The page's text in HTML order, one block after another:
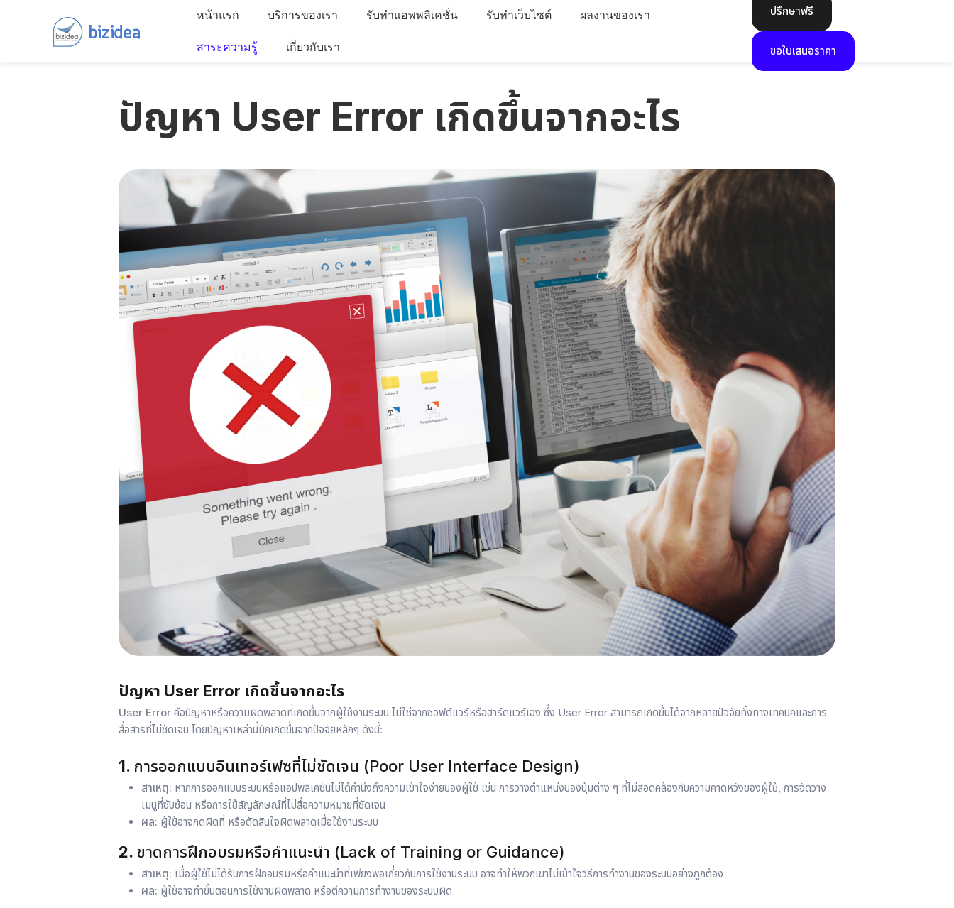
หน้าแรก บริการของเรา รับทำแอพพลิเคชั่น รับทำเว็บไซต์
ผลงานของเรา
สาระความรู้
เกี่ยวกับเรา
ปรึกษาฟรี
ขอใบเสนอราคา
ปัญหา User Error เกิดขึ้นจากอะไร
ปัญหา User Error เกิดขึ้นจากอะไร
User Error คือปัญหาหรือความผิดพลาดที่เกิดขึ้นจากผู้ใช้งานระบบ ไม่ใช่จากซอฟต์แวร์หรือฮาร์ดแวร์เอง ซึ่ง User Error สามารถเกิดขึ้นได้จากหลายปัจจัยทั้งทางเทคนิคและการ
สื่อสารที่ไม่ชัดเจน โดยปัญหาเหล่านี้มักเกิดขึ้นจากปัจจัยหลักๆ ดังนี้:
1. การออกแบบอินเทอร์เฟซที่ไม่ชัดเจน (Poor User Interface Design)
สาเหตุ: หากการออกแบบระบบหรือแอปพลิเคชันไม่ได้คำนึงถึงความเข้าใจง่ายของผู้ใช้ เช่น การวางตำแหน่งของปุ่มต่าง ๆ ที่ไม่สอดคล้องกับความคาดหวังของผู้ใช้, การจัดวาง
เมนูที่ซับซ้อน หรือการใช้สัญลักษณ์ที่ไม่สื่อความหมายที่ชัดเจน
ผล: ผู้ใช้อาจกดผิดที่ หรือตัดสินใจผิดพลาดเมื่อใช้งานระบบ
2. ขาดการฝึกอบรมหรือคำแนะนำ (Lack of Training or Guidance)
สาเหตุ: เมื่อผู้ใช้ไม่ได้รับการฝึกอบรมหรือคำแนะนำที่เพียงพอเกี่ยวกับการใช้งานระบบ อาจทำให้พวกเขาไม่เข้าใจวิธีการทำงานของระบบอย่างถูกต้อง
ผล: ผู้ใช้อาจทำขั้นตอนการใช้งานผิดพลาด หรือตีความการทำงานของระบบผิด